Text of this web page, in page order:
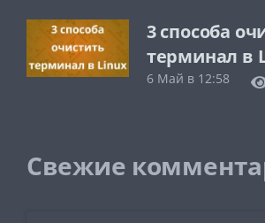
3 способа
терминал в
6 Май в 12:58
Свежие